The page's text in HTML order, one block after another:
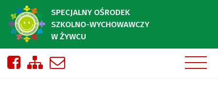
SPECJALNY OŚRODEK
SZKOLNO-WYCHOWAWCZY
W ŻYWCU
Nasza strona na Facebooku
Zobacz mapę strony